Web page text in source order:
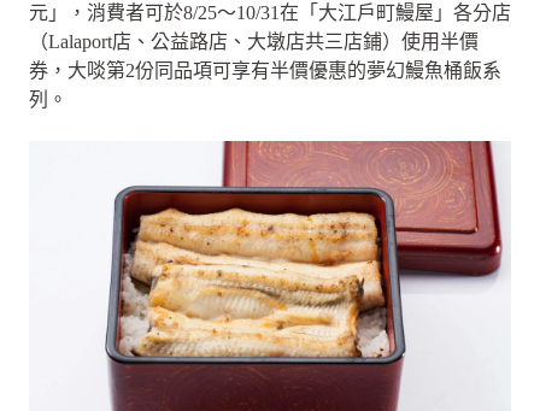
元」，消費者可於8/25～10/31在「大江戶町鰻屋」各分店
（Lalaport店、公益路店、大墩店共三店鋪）使用半價
券，大啖第2份同品項可享有半價優惠的夢幻鰻魚桶飯系
列。